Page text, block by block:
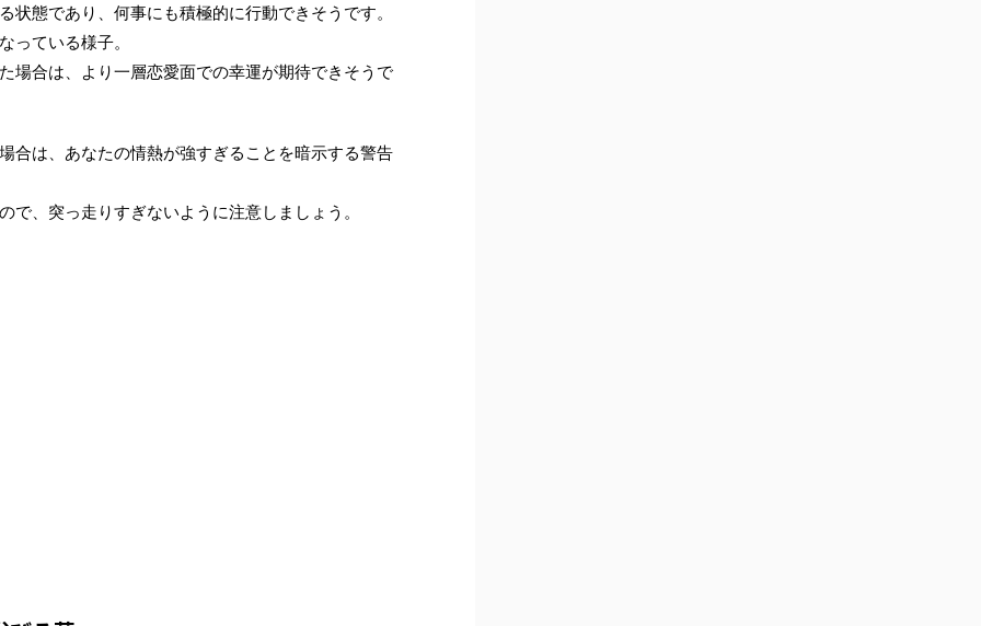
状態であり、何事にも積極的に行動できそうです。
っている様子。
場合は、より一層恋愛面での幸運が期待できそうで
合は、あなたの情熱が強すぎることを暗示する警告
で、突っ走りすぎないように注意しましょう。